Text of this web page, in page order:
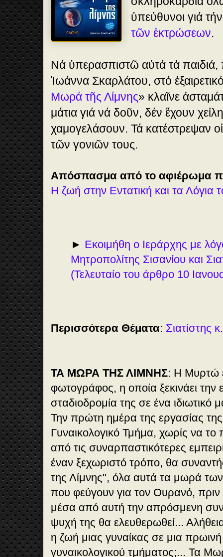
ὑπεύθυνοι γιά
τῶν ἐκτρώσεων.
Νά ὑπερασπιστῶ αὐτά τἀ
Ἰωάννα Σκαρλάτου, στό
Μωρά τῆς Λίμνης» κλαῖνε
μάτια γιά νά δοῦν, δέν ἔχουν
χαμογελάσουν. Τά κατέστρεψαν οἱ
τῶν γονιῶν τους.
Απόσπασμα από το αφιέρωμα
Η ζωή στην Εντατική και τα Λόγια
► Εκοιμήθη ο Ιεράρχης με
Μητροπολίτης Σισανίου και
(Τελευταίο του άρθρο 10
Περισσότερα Θέματα: Σιατίστης
ΤΑ ΜΩΡΑ ΤΗΣ ΛΙΜΝΗΣ: Η Μυρτώ
φωτογράφος, η οποία ξεκινάει την
σταδιοδρομία της σε ένα ιδιωτικό
Την πρώτη ημέρα της εργασίας
Γυναικολογικό Τμήμα, χωρίς να το
από τις συναρπαστικότερες
έναν ξεχωριστό τρόπο, θα
της Λίμνης", όλα αυτά τα μωρά
που φεύγουν για τον Ουρανό, πριν
μέσα από αυτή την απρόσμενη
ψυχή της θα ελευθερωθεί...
η ζωή μιας γυναίκας σε μια
γυναικολογικού τμήματος;... Τα